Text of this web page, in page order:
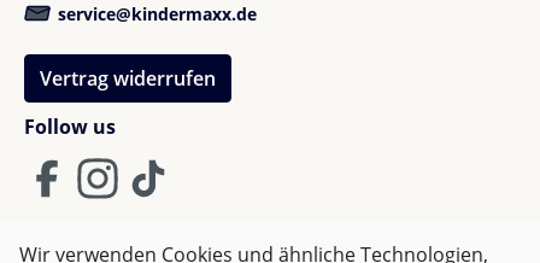
Follow us
service@kindermaxx.de
Vertrag widerrufen
Wir verwenden Cookies und ähnliche Technologien,